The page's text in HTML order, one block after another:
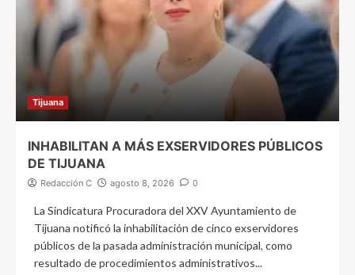
Tijuana
INHABILITAN A MÁS EXSERVIDORES PÚBLICOS
DE TIJUANA
Redacción C agosto 8, 2026 0
La Sindicatura Procuradora del XXV Ayuntamiento de
Tijuana notificó la inhabilitación de cinco exservidores
públicos de la pasada administración municipal, como
resultado de procedimientos administrativos...